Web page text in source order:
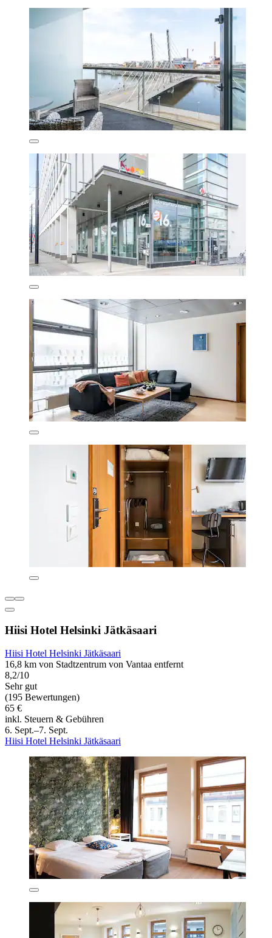
Hiisi Hotel Helsinki Jätkäsaari
Hiisi Hotel Helsinki Jätkäsaari
16,8 km von Stadtzentrum von Vantaa entfernt
8,2/10
Sehr gut
(195 Bewertungen)
65 €
inkl. Steuern & Gebühren
6. Sept.–7. Sept.
Hiisi Hotel Helsinki Jätkäsaari